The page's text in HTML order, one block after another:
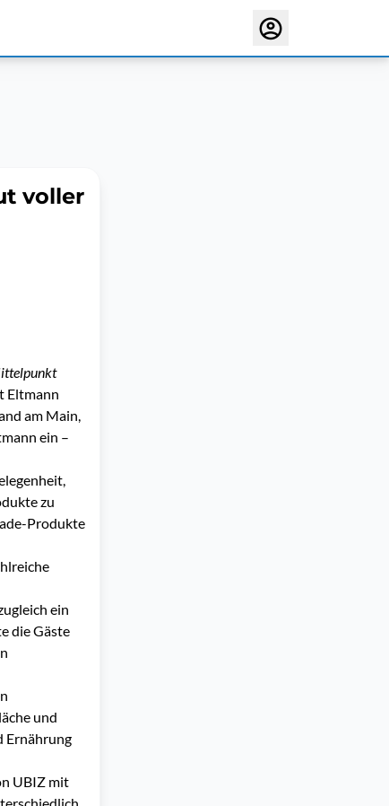
voller
Eltmann
am Main,
ein –
zu
Produkte
ein
die Gäste
und
Ernährung
UBIZ mit